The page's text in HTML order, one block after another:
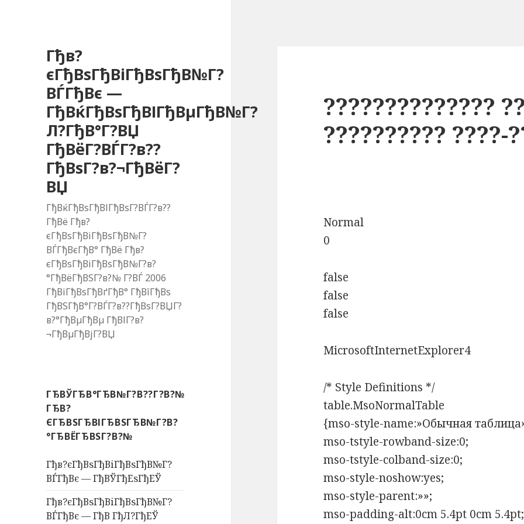
Гђв?
єГђВѕГђВіГђВѕГђВ№Г?
ВЃГђВє —
ГђВќГђВѕГђВІГђВµГђВ№Г?
Л?ГђВ°Г?ВЏ
ГђВёГ?ВЃГ?в??
ГђВѕГ?в?¬ГђВёГ?
ВЏ
ГђВќГђВѕГђВІГђВѕГ?ВЃГ?в??
ГђВё Гђв?
єГђВѕГђВіГђВѕГђВ№Г?
ВЃГђВєГђВ° ГђВё Гђв?
єГђВѕГђВіГђВѕГђВ№Г?в?
°ГђВёГђВЅГ?в?№ Г?ВЃ 2006
ГђВіГђВѕГђВґГђВ° ГђВїГђВѕ
ГђВЅГђВ°Г?ВЃГ?в??ГђВѕГ?ВЏГ?
в?°ГђВµГђВµ ГђВІГ?в?
¬ГђВµГђВјГ?ВЏ
ГЂВЎГЂВ°ГЂВ№Г?В??Г?В?№
ГЂВ?
ЄГЂВЅГЂВІГЂВЅГЂВ№Г?В?
°ГЂВЁГЂВЅГ?В?№
Гђв?єГђВѕГђВіГђВѕГђВ№Г?
ВЃГђВє — ГђВЎГђЕѕГђЕЎ
Гђв?єГђВѕГђВіГђВѕГђВ№Г?
ВЃГђВє — ГђВ ГђЛ?ГђЕЎ
??????????????
?????????? ????-
Normal
0
false
false
false
MicrosoftInternetExplorer4
/* Style Definitions */
table.MsoNormalTable
{mso-style-name:»Обычная
mso-tstyle-rowband-size:0;
mso-tstyle-colband-size:0;
mso-style-noshow:yes;
mso-style-parent:»»;
mso-padding-alt:0cm 5.4pt 0cm 5.4pt;